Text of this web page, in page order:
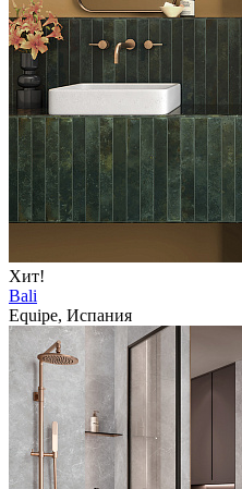
Хит!
Bali
Equipe, Испания